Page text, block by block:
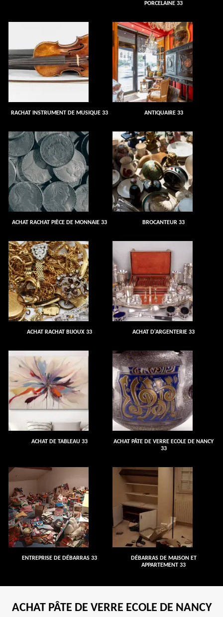
PORCELAINE 33
RACHAT INSTRUMENT DE MUSIQUE 33 ANTIQUAIRE 33
ACHAT RACHAT PIÈCE DE MONNAIE 33 BROCANTEUR 33
ACHAT RACHAT BIJOUX 33 ACHAT D'ARGENTERIE 33
ACHAT DE TABLEAU 33
ACHAT PÂTE DE VERRE ECOLE DE NANCY
33
ENTREPRISE DE DÉBARRAS 33
DÉBARRAS DE MAISON ET
APPARTEMENT 33
ACHAT PÂTE DE VERRE ECOLE DE NANCY